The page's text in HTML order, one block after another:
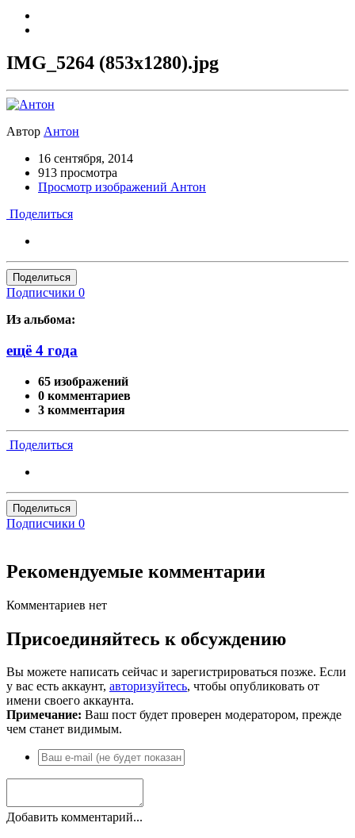
IMG_5264 (853x1280).jpg
Автор Антон
16 сентября, 2014
913 просмотра
Просмотр изображений Антон
Поделиться
Поделиться
Подписчики 0
Из альбома:
ещё 4 года
65 изображений
0 комментариев
3 комментария
Поделиться
Поделиться
Подписчики 0
Рекомендуемые комментарии
Комментариев нет
Присоединяйтесь к обсуждению
Вы можете написать сейчас и зарегистрироваться позже. Если
у вас есть аккаунт, авторизуйтесь, чтобы опубликовать от
имени своего аккаунта.
Примечание: Ваш пост будет проверен модератором, прежде
чем станет видимым.
Добавить комментарий...